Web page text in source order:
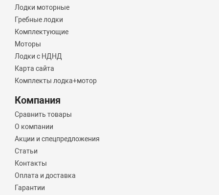
Лодки моторные
Гребные лодки
Комплектующие
Моторы
Лодки с НДНД
Карта сайта
Комплекты лодка+мотор
Компания
Сравнить товары
О компании
Акции и спецпредложения
Статьи
Контакты
Оплата и доставка
Гарантии